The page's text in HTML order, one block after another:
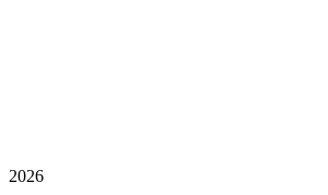
2026